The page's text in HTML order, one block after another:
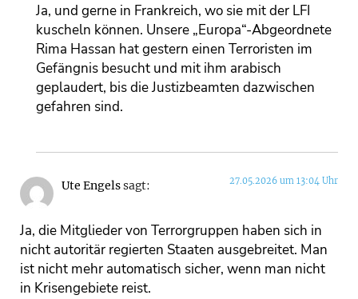
Ja, und gerne in Frankreich, wo sie mit der LFI
kuscheln können. Unsere „Europa“-Abgeordnete
Rima Hassan hat gestern einen Terroristen im
Gefängnis besucht und mit ihm arabisch
geplaudert, bis die Justizbeamten dazwischen
gefahren sind.
Ute Engelssagt: 27.05.2026 um 13:04 Uhr
Ja, die Mitglieder von Terrorgruppen haben sich in
nicht autoritär regierten Staaten ausgebreitet. Man
ist nicht mehr automatisch sicher, wenn man nicht
in Krisengebiete reist.